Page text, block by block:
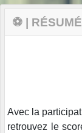
⚽ |
Avec la
retrouvez le